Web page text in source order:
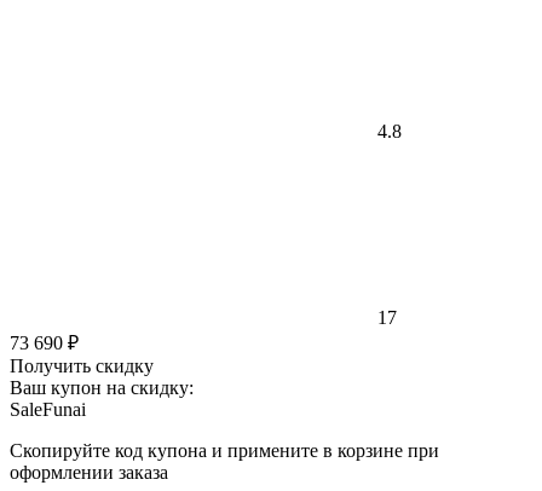
4.8
17
73 690 ₽
Получить скидку
Ваш купон на скидку:
SaleFunai
Скопируйте код купона и примените в корзине при
оформлении заказа